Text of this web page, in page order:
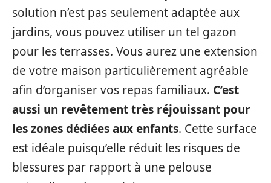
solution n’est pas seulement adaptée aux
jardins, vous pouvez utiliser un tel gazon
pour les terrasses. Vous aurez une extension
de votre maison particulièrement agréable
afin d’organiser vos repas familiaux. C’est
aussi un revêtement très réjouissant pour
les zones dédiées aux enfants. Cette surface
est idéale puisqu’elle réduit les risques de
blessures par rapport à une pelouse